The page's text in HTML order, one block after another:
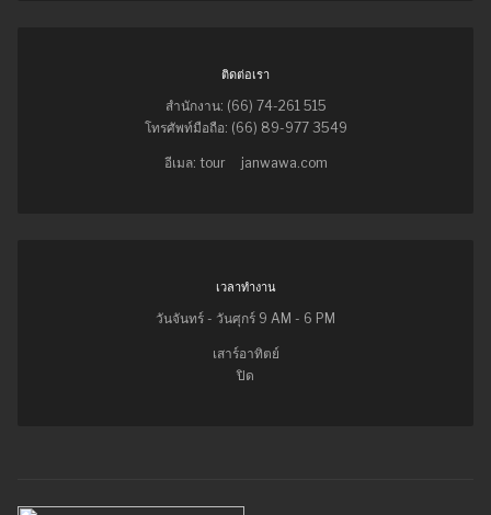
ติดต่อเรา
สำนักงาน: (66) 74-261 515
โทรศัพท์มือถือ: (66) 89-977 3549
อีเมล: tour janwawa.com
เวลาทำงาน
วันจันทร์ - วันศุกร์ 9 AM - 6 PM
เสาร์อาทิตย์
ปิด